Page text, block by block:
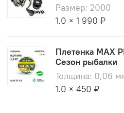
Размер: 2000
1.0 × 1 990 ₽
Плетенка MAX
Сезон рыбалки
Толщина: 0,06
1.0 × 450 ₽